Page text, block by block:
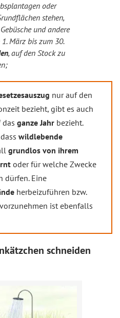
oder
stehen,
und andere
März bis zum 30.
, auf den Stock zu
nur auf den
bezieht, gibt es auch
das ganze Jahr bezieht.
wildlebende
grundlos von ihrem
oder für welche Zwecke
dürfen. Eine
herbeizuführen bzw.
vorzunehmen ist ebenfalls
schneiden